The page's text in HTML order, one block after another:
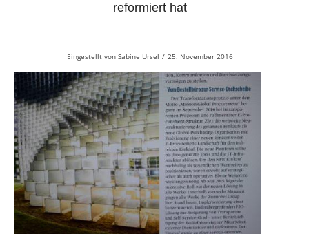
reformiert hat
Eingestellt vonSabine Ursel / 25. November 2016